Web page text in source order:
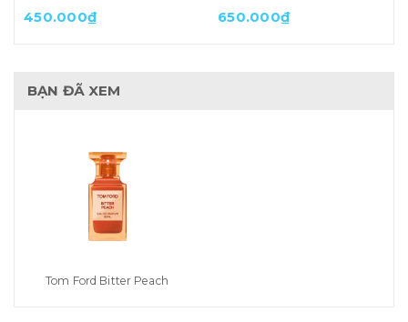
450.000₫ 650.000₫
BẠN ĐÃ XEM
Tom Ford Bitter Peach